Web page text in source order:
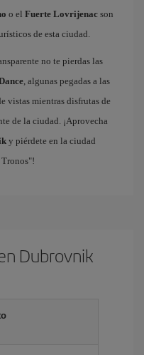
o el Fuerte Lovrijenac son
de esta ciudad.
no te pierdas las
, algunas pegadas a las
vistas mientras disfrutas de
de la ciudad. ¡Aprovecha
y piérdete en la ciudad
Tronos"!
Dubrovnik